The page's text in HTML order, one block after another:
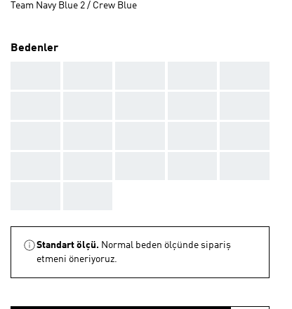
Team Navy Blue 2 / Crew Blue
Bedenler
Standart ölçü. Normal beden ölçünde sipariş
etmeni öneriyoruz.